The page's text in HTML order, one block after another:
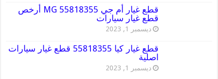
قطع غيار أم جي MG 55818355 أرخص
قطع غيار سيارات
ديسمبر 1, 2023
قطع غيار كيا 55818355 قطع غيار سيارات
اصلية
ديسمبر 1, 2023